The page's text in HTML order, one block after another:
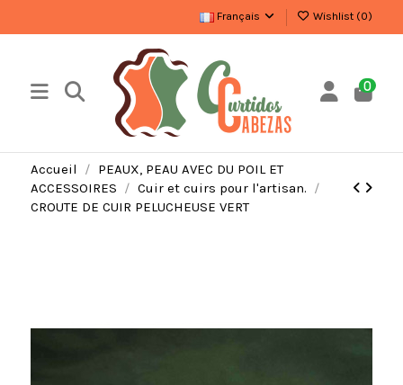
Français Wishlist (0)
0
Accueil
PEAUX, PEAU AVEC DU POIL ET
ACCESSOIRES
Cuir et cuirs pour l'artisan.
CROUTE DE CUIR PELUCHEUSE VERT